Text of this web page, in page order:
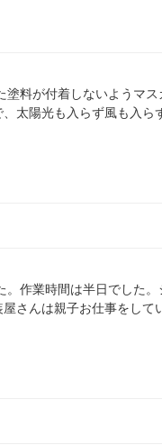
料が付着しないようマス
太陽光も入らず風も入ら
作業時間は半日でした。
さんは親子お仕事をして